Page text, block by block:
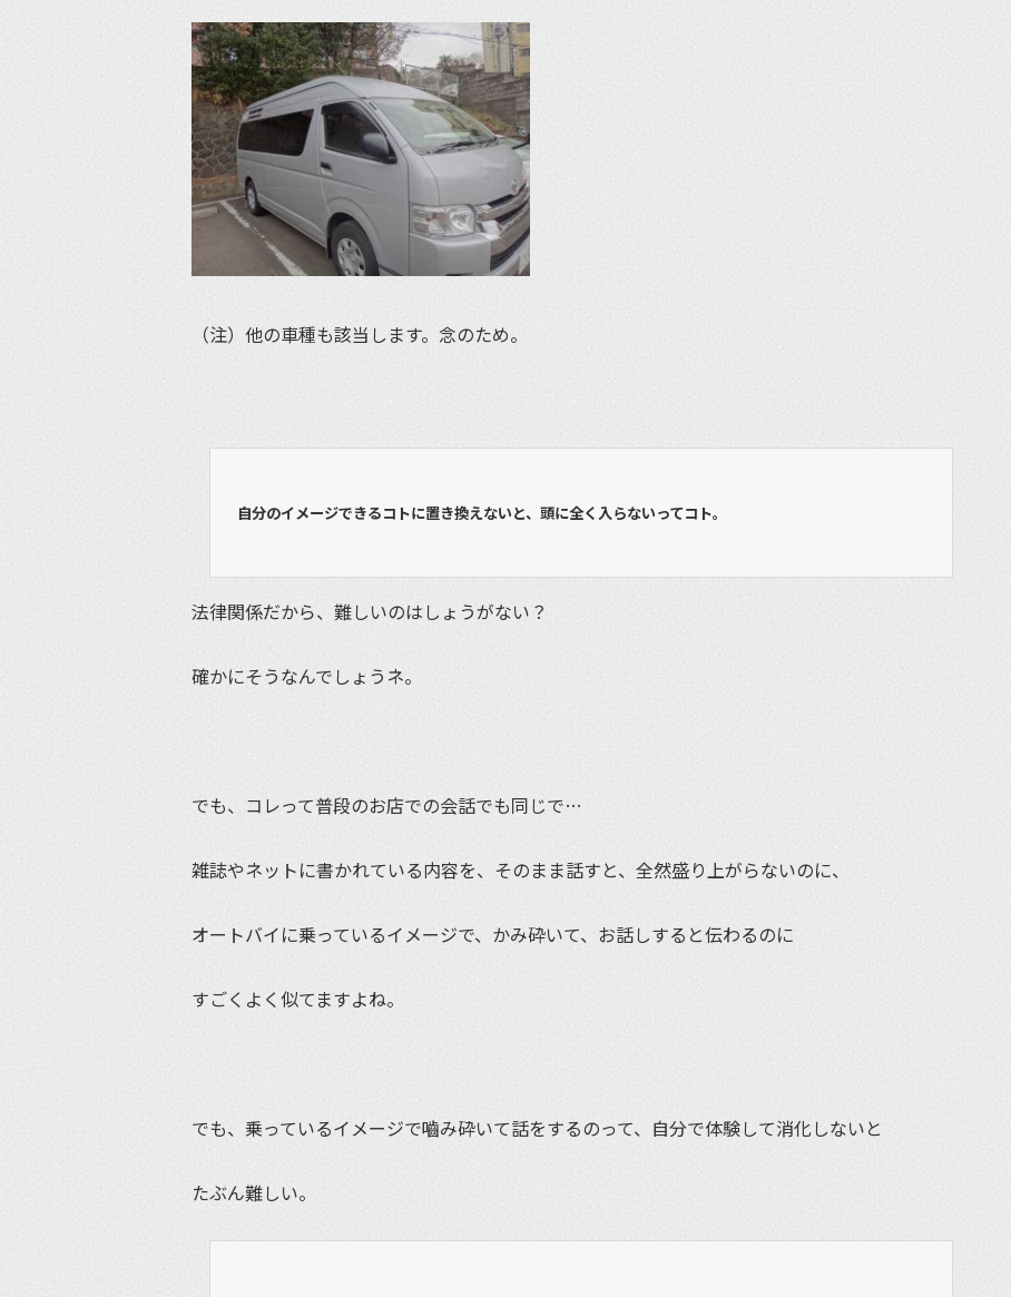
（注）他の車種も該当します。念のため。
自分のイメージできるコトに置き換えないと、頭に全く入らないってコト。
法律関係だから、難しいのはしょうがない？
確かにそうなんでしょうネ。
でも、コレって普段のお店での会話でも同じで…
雑誌やネットに書かれている内容を、そのまま話すと、全然盛り上がらないのに、
オートバイに乗っているイメージで、かみ砕いて、お話しすると伝わるのに
すごくよく似てますよね。
でも、乗っているイメージで嚙み砕いて話をするのって、自分で体験して消化しないと
たぶん難しい。